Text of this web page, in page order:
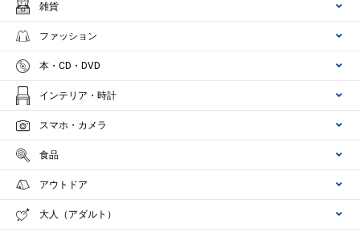
雑貨
ファッション
本・CD・DVD
インテリア・時計
スマホ・カメラ
食品
アウトドア
大人（アダルト）